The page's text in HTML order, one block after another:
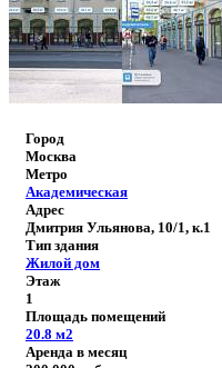
Город
Москва
Метро
Академическая
Адрес
Дмитрия Ульянова, 10/1, к.1
Тип здания
Жилой дом
Этаж
1
Площадь помещений
20.8 м2
Аренда в месяц